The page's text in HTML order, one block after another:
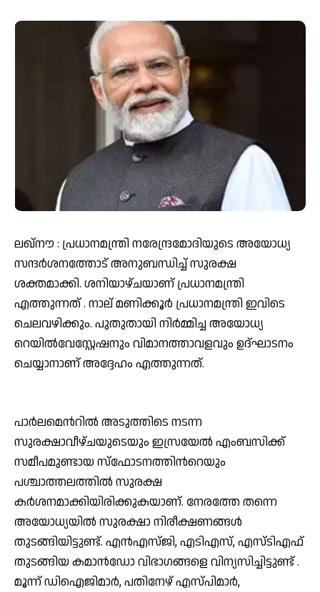
ലഖ്‌നൗ : പ്രധാനമന്ത്രി നരേന്ദ്രമോദിയുടെ അയോധ്യ
സന്ദര്‍ശനത്തോട് അനുബന്ധിച്ച് സുരക്ഷ
ശക്തമാക്കി. ശനിയാഴ്ചയാണ് പ്രധാനമന്ത്രി
എത്തുന്നത് . നാല് മണിക്കൂര്‍ പ്രധാനമന്ത്രി ഇവിടെ
ചെലവഴിക്കും. പുതുതായി നിര്‍മ്മിച്ച അയോധ്യ
റെയില്‍വേസ്റ്റേഷനും വിമാനത്താവളവും ഉദ്ഘാടനം
ചെയ്യാനാണ് അദ്ദേഹം എത്തുന്നത്.
പാര്‍ലമെന്‍റില്‍ അടുത്തിടെ നടന്ന
സുരക്ഷാവീഴ്ചയുടെയും ഇസ്രയേല്‍ എംബസിക്ക്
സമീപമുണ്ടായ സ്ഫോടനത്തിന്‍റെയും
പശ്ചാത്തലത്തില്‍ സുരക്ഷ
കര്‍ശനമാക്കിയിരിക്കുകയാണ്. നേരത്തേ തന്നെ
അയോധ്യയില്‍ സുരക്ഷാ നിരീക്ഷണങ്ങള്‍
തുടങ്ങിയിട്ടുണ്ട്. എന്‍എസ്‌ജി, എടിഎസ്, എസ്‌ടിഎഫ്
തുടങ്ങിയ കമാന്‍ഡോ വിഭാഗങ്ങളെ വിന്യസിച്ചിട്ടുണ്ട് .
മൂന്ന് ഡിഐജിമാര്‍, പതിനേഴ് എസ്‌പിമാര്‍,